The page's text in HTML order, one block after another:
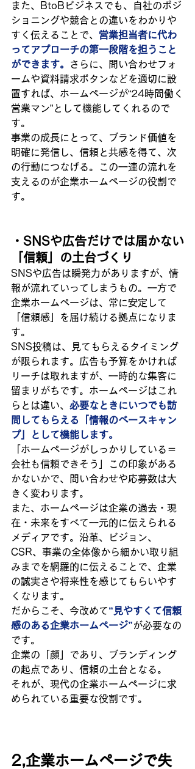
また、BtoBビジネスでも、自社のポジ
ショニングや競合との違いをわかりや
すく伝えることで、 営業担当者に代わ
ってアプローチの第一段階を担うこと
ができます。
さらに、問い合わせフォ
ームや資料請求ボタンなどを適切に設
置すれば、ホームページが“24時間働く
営業マン”として機能してくれるので
す。
事業の成長にとって、ブランド価値を
明確に発信し、信頼と共感を得て、次
の行動につなげる。この一連の流れを
支えるのが企業ホームページの役割で
す。
・SNSや広告だけでは届かない
「信頼」の土台づくり
SNSや広告は瞬発力がありますが、情
報が流れていってしまうもの。一方で
企業ホームページは、常に安定して
「信頼感」を届け続ける拠点になりま
す。
SNS投稿は、見てもらえるタイミング
が限られます。広告も予算をかければ
リーチは取れますが、一時的な集客に
留まりがちです。ホームページはこれ
らとは違い、 必要なときにいつでも訪
問してもらえる「情報のベースキャン
プ」として機能します。
「ホームページがしっかりしている＝
会社も信頼できそう」この印象がある
かないかで、問い合わせや応募数は大
きく変わります。
また、ホームページは企業の過去・現
在・未来をすべて一元的に伝えられる
メディアです。沿革、ビジョン、
CSR、事業の全体像から細かい取り組
みまでを網羅的に伝えることで、企業
の誠実さや将来性を感じてもらいやす
くなります。
だからこそ、今改めて“見やすくて信頼
感のある企業ホームページ”が必要なの
です。
企業の「顔」であり、ブランディング
の起点であり、信頼の土台となる。
それが、現代の企業ホームページに求
められている重要な役割です。
2,企業ホームページで失